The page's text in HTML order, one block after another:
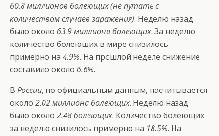
60.8 миллионов болеющих (не путать с
количеством случаев заражения). Неделю назад
было около 63.9 миллиона болеющих. За неделю
количество болеющих в мире снизилось
примерно на 4.9%. На прошлой неделе снижение
составило около 6.6%.
В России, по официальным данным, насчитывается
около 2.02 миллиона болеющих. Неделю назад
было около 2.48 болеющих. Количество болеющих
за неделю снизилось примерно на 18.5%. На